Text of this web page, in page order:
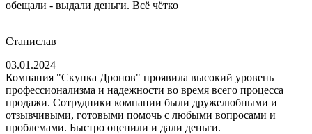
обещали - выдали деньги. Всё чётко
Станислав
03.01.2024
Компания "Скупка Дронов" проявила высокий уровень
профессионализма и надежности во время всего процесса
продажи. Сотрудники компании были дружелюбными и
отзывчивыми, готовыми помочь с любыми вопросами и
проблемами. Быстро оценили и дали деньги.